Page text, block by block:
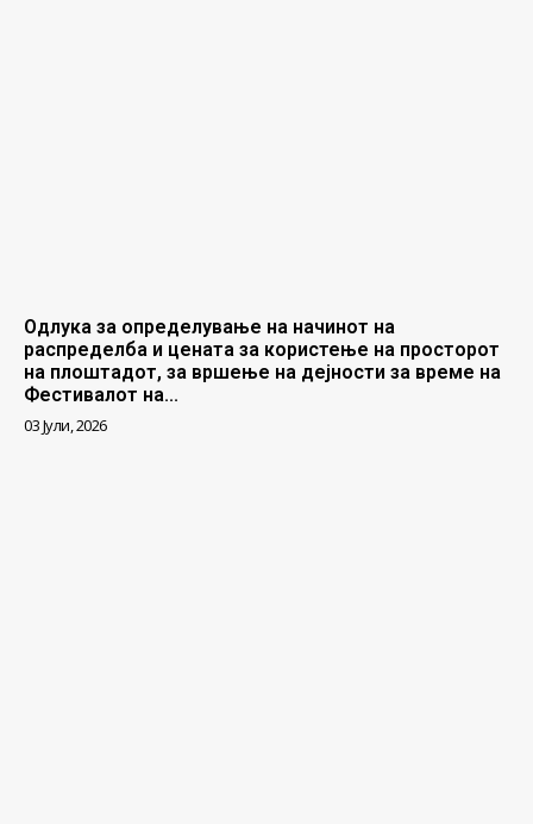
Одлука за определување на начинот на
распределба и цената за користење на просторот
на плоштадот, за вршење на дејности за време на
Фестивалот на...
03 Јули, 2026